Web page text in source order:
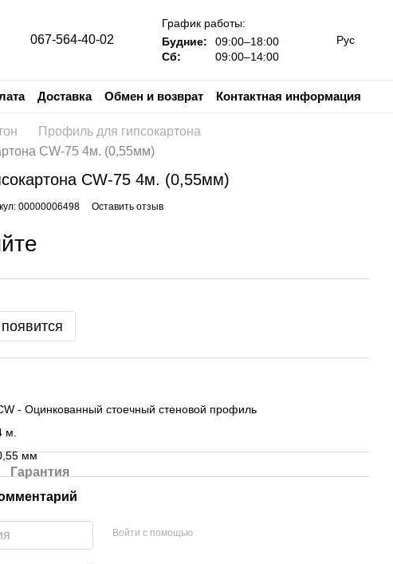
067-564-40-02
График работы:
Будние:
09:00–18:00
Сб:
09:00–14:00
Рус
Доставка Обмен и возврат
Контактная информация
Профиль для гипсокартона
CW-75 4м. (0,55мм)
CW-75 4м. (0,55мм)
00000006498 Оставить отзыв
- Оцинкованный стоечный стеновой профиль
м.
мм
Гарантия
Войти с помощью